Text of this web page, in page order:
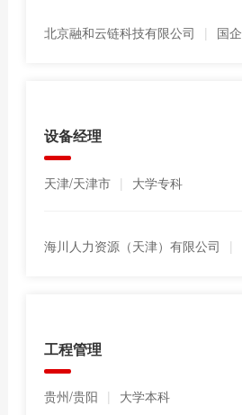
北京融和云链科技有限公司 | 国企
设备经理
天津/天津市 | 大学专科
海川人力资源（天津）有限公司 |
工程管理
贵州/贵阳 | 大学本科